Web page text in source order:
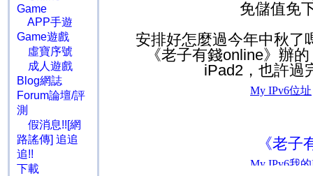
Game
APP手遊
Game遊戲
虛寶序號
成人遊戲
Blog網誌
Forum論壇/評
測
假消息!![網
路謠傳] 追追
追!!
下載
免儲值免
安排好怎麼過今年中秋了
《老子有錢online》辦
iPad2，也許過
《老